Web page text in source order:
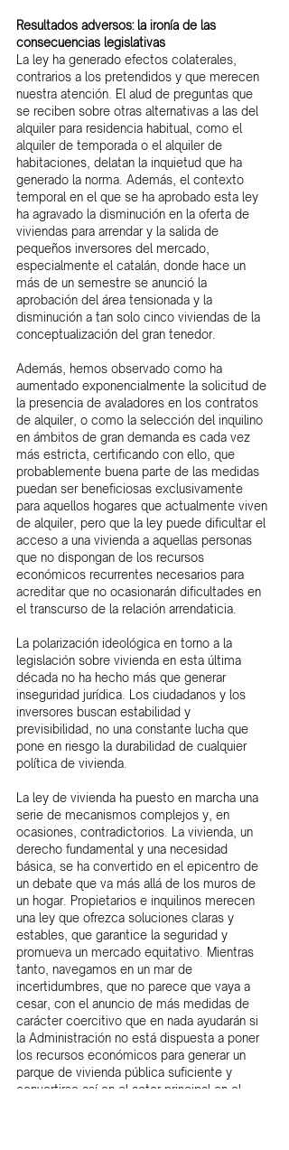
Resultados adversos: la ironía de las
consecuencias legislativas
La ley ha generado efectos colaterales,
contrarios a los pretendidos y que merecen
nuestra atención. El alud de preguntas que
se reciben sobre otras alternativas a las del
alquiler para residencia habitual, como el
alquiler de temporada o el alquiler de
habitaciones, delatan la inquietud que ha
generado la norma. Además, el contexto
temporal en el que se ha aprobado esta ley
ha agravado la disminución en la oferta de
viviendas para arrendar y la salida de
pequeños inversores del mercado,
especialmente el catalán, donde hace un
más de un semestre se anunció la
aprobación del área tensionada y la
disminución a tan solo cinco viviendas de la
conceptualización del gran tenedor.
Además, hemos observado como ha
aumentado exponencialmente la solicitud de
la presencia de avaladores en los contratos
de alquiler, o como la selección del inquilino
en ámbitos de gran demanda es cada vez
más estricta, certificando con ello, que
probablemente buena parte de las medidas
puedan ser beneficiosas exclusivamente
para aquellos hogares que actualmente viven
de alquiler, pero que la ley puede dificultar el
acceso a una vivienda a aquellas personas
que no dispongan de los recursos
económicos recurrentes necesarios para
acreditar que no ocasionarán dificultades en
el transcurso de la relación arrendaticia.
La polarización ideológica en torno a la
legislación sobre vivienda en esta última
década no ha hecho más que generar
inseguridad jurídica. Los ciudadanos y los
inversores buscan estabilidad y
previsibilidad, no una constante lucha que
pone en riesgo la durabilidad de cualquier
política de vivienda.
La ley de vivienda ha puesto en marcha una
serie de mecanismos complejos y, en
ocasiones, contradictorios. La vivienda, un
derecho fundamental y una necesidad
básica, se ha convertido en el epicentro de
un debate que va más allá de los muros de
un hogar. Propietarios e inquilinos merecen
una ley que ofrezca soluciones claras y
estables, que garantice la seguridad y
promueva un mercado equitativo. Mientras
tanto, navegamos en un mar de
incertidumbres, que no parece que vaya a
cesar, con el anuncio de más medidas de
carácter coercitivo que en nada ayudarán si
la Administración no está dispuesta a poner
los recursos económicos para generar un
parque de vivienda pública suficiente y
convertirse así en el actor principal en el